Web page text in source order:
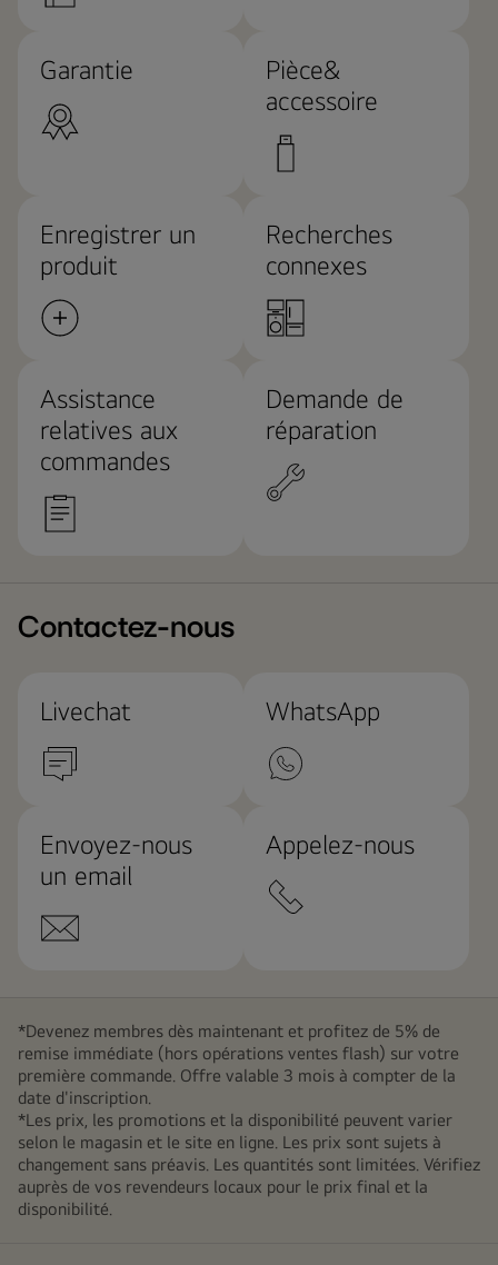
Garantie
Pièce&
accessoire
Enregistrer un
produit
Recherches
connexes
Assistance
relatives aux
commandes
Demande de
réparation
Contactez-nous
Livechat WhatsApp
Envoyez-nous
un email
Appelez-nous
*Devenez membres dès maintenant et profitez de 5% de
remise immédiate (hors opérations ventes flash) sur votre
première commande. Offre valable 3 mois à compter de la
date d'inscription.
*Les prix, les promotions et la disponibilité peuvent varier
selon le magasin et le site en ligne. Les prix sont sujets à
changement sans préavis. Les quantités sont limitées. Vérifiez
auprès de vos revendeurs locaux pour le prix final et la
disponibilité.